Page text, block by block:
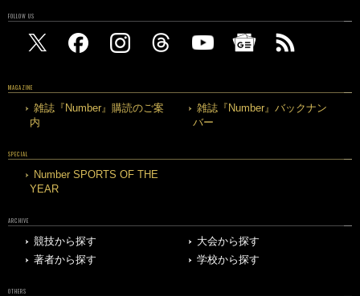
FOLLOW US
MAGAZINE
雑誌『Number』購読のご案
内
雑誌『Number』バックナン
バー
SPECIAL
Number SPORTS OF THE
YEAR
ARCHIVE
競技から探す
大会から探す
著者から探す
学校から探す
OTHERS